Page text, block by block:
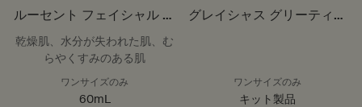
ルーセント フェイシャル ナ
イト マスク
乾燥肌、水分が失われた肌、む
らやくすみのある肌
ワンサイズのみ
60mL
グレイシャス グリーティン
ワンサイズのみ
キット製品